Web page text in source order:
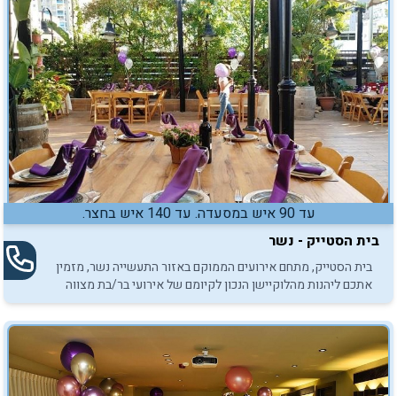
עד 90 איש במסעדה. עד 140 איש בחצר.
בית הסטייק - נשר
בית הסטייק, מתחם אירועים הממוקם באזור התעשייה נשר, מזמין
אתכם ליהנות מהלוקיישן הנכון לקיומם של אירועי בר/בת מצווה
אינטימיים באווירה משפחתית ומיוחדת.